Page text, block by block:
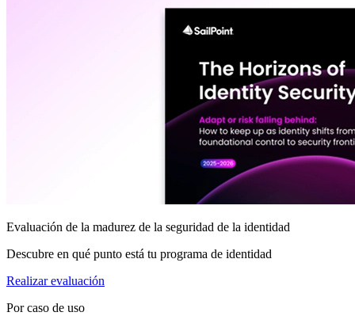
Evaluación de la madurez de la seguridad de la identidad
Descubre en qué punto está tu programa de identidad
Realizar evaluación
Por caso de uso